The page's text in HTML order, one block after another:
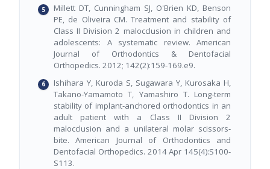
Millett DT, Cunningham SJ, O'Brien KD, Benson
PE, de Oliveira CM. Treatment and stability of
Class II Division 2 malocclusion in children and
adolescents: A systematic review. American
Journal of Orthodontics & Dentofacial
Orthopedics. 2012; 142(2):159-169.e9.
Ishihara Y, Kuroda S, Sugawara Y, Kurosaka H,
Takano-Yamamoto T, Yamashiro T. Long-term
stability of implant-anchored orthodontics in an
adult patient with a Class II Division 2
malocclusion and a unilateral molar scissors-
bite. American Journal of Orthodontics and
Dentofacial Orthopedics. 2014 Apr 145(4):S100-
S113.